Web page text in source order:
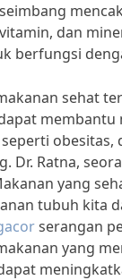
dan
berfungsi
sehat
membantu
obesitas,
Dr. Ratna,
yang
tubuh kita
serangan
yang